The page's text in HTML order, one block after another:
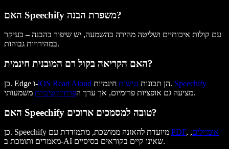
האם Speechify משפרת הבנה?
עם קולות איכותיים ושליטה מהירה בהשמעה, יש שיפור בהבנה – בעיקר
במהירויות גבוהות.
האם הקריאה בקול רם המובנית חינמית?
כן. Edge ו-iOS Read Aloud הן תכונות נגישות חינמיות. Speechify
מציעה גם אופציות פרימיום, אך ערך הפרודוקטיביות משמעותי.
האם Speechify טובה למסמכים ארוכים?
PDF, אימיילים,
מאמרים ותומכת ב-AI שאינו קיים בקוראים בסיסיים.